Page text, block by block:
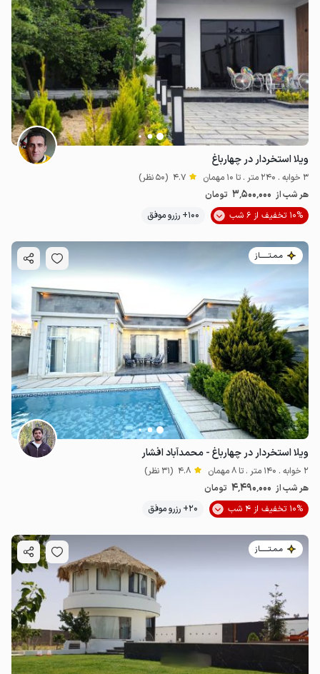
ویلا استخردار در چهارباغ
3 خوابه . 240 متر . تا 10 مهمان 4.7 (50 نظر)
هر شب از 3٬500٬000 تومان
10% تخفیف از 6 شب
100+ رزرو موفق
مـمـتــــــاز
ویلا استخردار در چهارباغ - محمدآباد افشار
2 خوابه . 140 متر . تا 8 مهمان 4.8 (31 نظر)
هر شب از 4٬490٬000 تومان
10% تخفیف از 4 شب
20+ رزرو موفق
مـمـتــــــاز